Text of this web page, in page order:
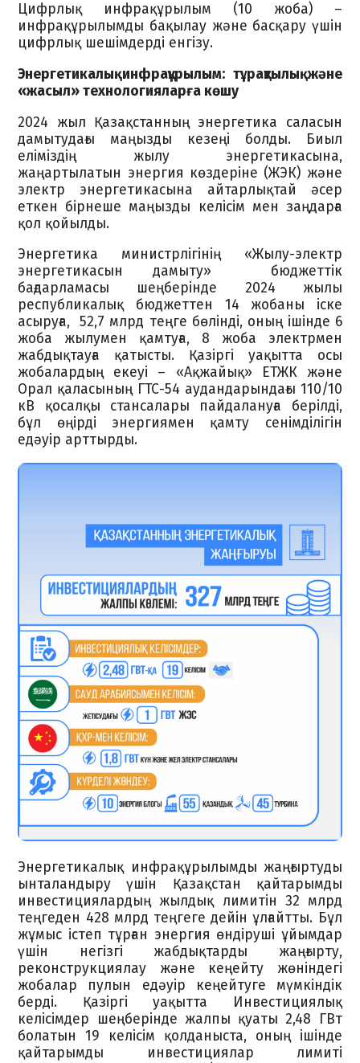
Цифрлық инфрақұрылым (10 жоба) –
инфрақұрылымды бақылау және басқару үшін
цифрлық шешімдерді енгізу.
Энергетикалық инфрақұрылым: тұрақтылық және
«жасыл» технологияларға көшу
2024 жыл Қазақстанның энергетика саласын
дамытудағы маңызды кезеңі болды. Биыл
еліміздің жылу энергетикасына,
жаңартылатын энергия көздеріне (ЖЭК) және
электр энергетикасына айтарлықтай әсер
еткен бірнеше маңызды келісім мен заңдарға
қол қойылды.
Энергетика министрлігінің «Жылу-электр
энергетикасын дамыту» бюджеттік
бағдарламасы шеңберінде 2024 жылы
республикалық бюджеттен 14 жобаны іске
асыруға, 52,7 млрд теңге бөлінді, оның ішінде 6
жоба жылумен қамтуға, 8 жоба электрмен
жабдықтауға қатысты. Қазіргі уақытта осы
жобалардың екеуі – «Ақжайық» ЕТЖК және
Орал қаласының ГТС-54 аудандарындағы 110/10
кВ қосалқы стансалары пайдалануға берілді,
бұл өңірді энергиямен қамту сенімділігін
едәуір арттырды.
Энергетикалық инфрақұрылымды жаңғыртуды
ынталандыру үшін Қазақстан қайтарымды
инвестициялардың жылдық лимитін 32 млрд
теңгеден 428 млрд теңгеге дейін ұлғайтты. Бұл
жұмыс істеп тұрған энергия өндіруші ұйымдар
үшін негізгі жабдықтарды жаңғырту,
реконструкциялау және кеңейту жөніндегі
жобалар пулын едәуір кеңейтуге мүмкіндік
берді. Қазіргі уақытта Инвестициялық
келісімдер шеңберінде жалпы қуаты 2,48 ГВт
болатын 19 келісім қолданыста, оның ішінде
қайтарымды инвестициялар лимиті